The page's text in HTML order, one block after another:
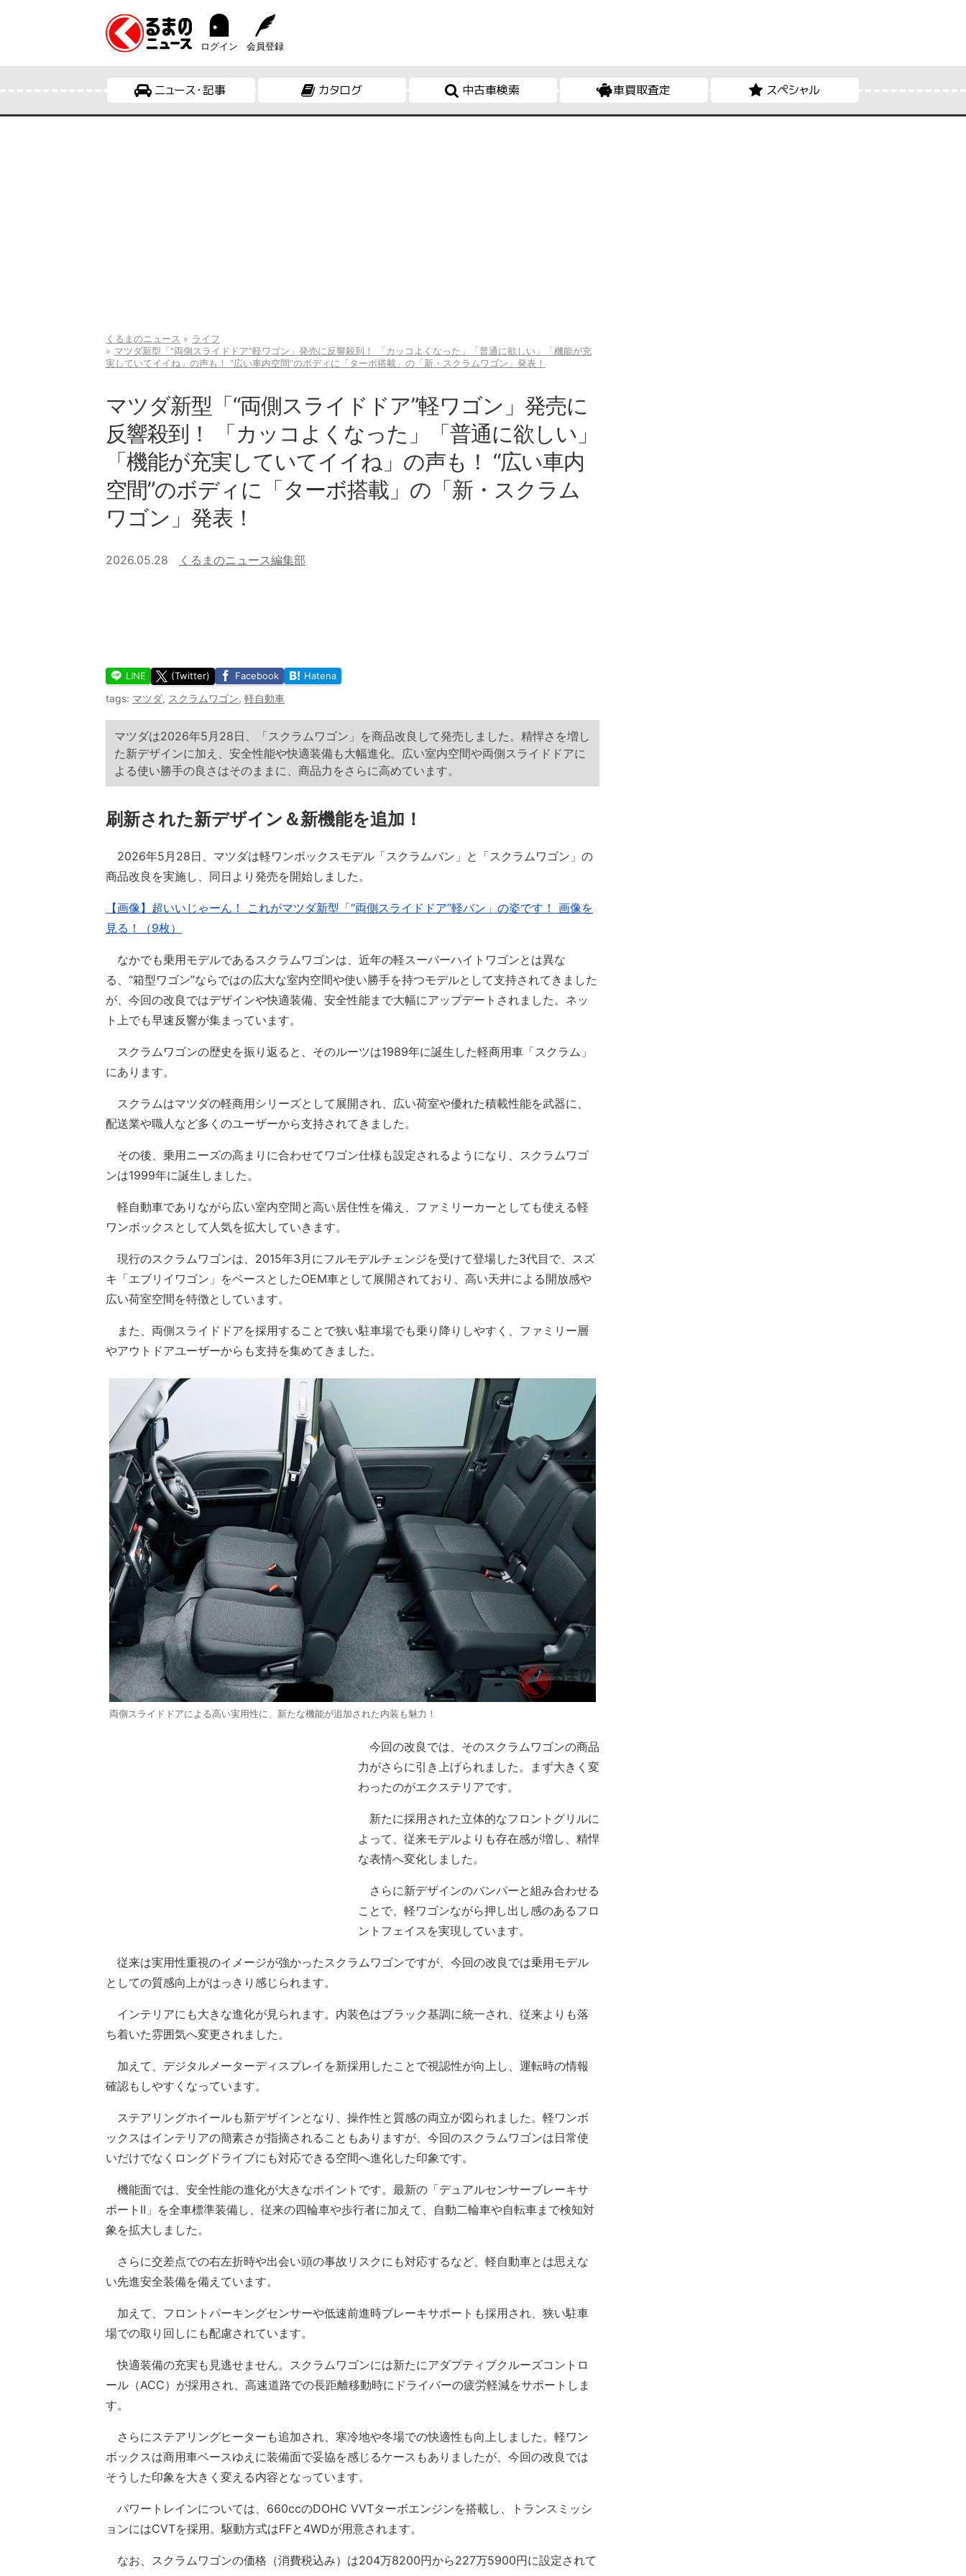
ログイン 会員登録
ニュース・記事 カタログ 中古車検索 車買取査定 スペシャル
くるまのニュース
ライフ
マツダ新型「“両側スライドドア”軽ワゴン」発売に反響殺到！ 「カッコよくなった」「普通に欲しい」「機能が充
実していてイイね」の声も！ “広い車内空間”のボディに「ターボ搭載」の「新・スクラムワゴン」発表！
マツダ新型「“両側スライドドア”軽ワゴン」発売に
反響殺到！ 「カッコよくなった」「普通に欲しい」
「機能が充実していてイイね」の声も！ “広い車内
空間”のボディに「ターボ搭載」の「新・スクラム
ワゴン」発表！
2026.05.28 くるまのニュース編集部
LINE (Twitter) Facebook Hatena
tags: マツダ, スクラムワゴン, 軽自動車
マツダは2026年5月28日、「スクラムワゴン」を商品改良して発売しました。精悍さを増し
た新デザインに加え、安全性能や快適装備も大幅進化。広い室内空間や両側スライドドアに
よる使い勝手の良さはそのままに、商品力をさらに高めています。
刷新された新デザイン＆新機能を追加！
2026年5月28日、マツダは軽ワンボックスモデル「スクラムバン」と「スクラムワゴン」の
商品改良を実施し、同日より発売を開始しました。
【画像】超いいじゃーん！ これがマツダ新型「“両側スライドドア”軽バン」の姿です！ 画像を
見る！（9枚）
なかでも乗用モデルであるスクラムワゴンは、近年の軽スーパーハイトワゴンとは異な
る、“箱型ワゴン”ならではの広大な室内空間や使い勝手を持つモデルとして支持されてきました
が、今回の改良ではデザインや快適装備、安全性能まで大幅にアップデートされました。ネッ
ト上でも早速反響が集まっています。
スクラムワゴンの歴史を振り返ると、そのルーツは1989年に誕生した軽商用車「スクラム」
にあります。
スクラムはマツダの軽商用シリーズとして展開され、広い荷室や優れた積載性能を武器に、
配送業や職人など多くのユーザーから支持されてきました。
その後、乗用ニーズの高まりに合わせてワゴン仕様も設定されるようになり、スクラムワゴ
ンは1999年に誕生しました。
軽自動車でありながら広い室内空間と高い居住性を備え、ファミリーカーとしても使える軽
ワンボックスとして人気を拡大していきます。
現行のスクラムワゴンは、2015年3月にフルモデルチェンジを受けて登場した3代目で、スズ
キ「エブリイワゴン」をベースとしたOEM車として展開されており、高い天井による開放感や
広い荷室空間を特徴としています。
また、両側スライドドアを採用することで狭い駐車場でも乗り降りしやすく、ファミリー層
やアウトドアユーザーからも支持を集めてきました。
両側スライドドアによる高い実用性に、新たな機能が追加された内装も魅力！
今回の改良では、そのスクラムワゴンの商品
力がさらに引き上げられました。まず大きく変
わったのがエクステリアです。
新たに採用された立体的なフロントグリルに
よって、従来モデルよりも存在感が増し、精悍
な表情へ変化しました。
さらに新デザインのバンパーと組み合わせる
ことで、軽ワゴンながら押し出し感のあるフロ
ントフェイスを実現しています。
従来は実用性重視のイメージが強かったスクラムワゴンですが、今回の改良では乗用モデル
としての質感向上がはっきり感じられます。
インテリアにも大きな進化が見られます。内装色はブラック基調に統一され、従来よりも落
ち着いた雰囲気へ変更されました。
加えて、デジタルメーターディスプレイを新採用したことで視認性が向上し、運転時の情報
確認もしやすくなっています。
ステアリングホイールも新デザインとなり、操作性と質感の両立が図られました。軽ワンボ
ックスはインテリアの簡素さが指摘されることもありますが、今回のスクラムワゴンは日常使
いだけでなくロングドライブにも対応できる空間へ進化した印象です。
機能面では、安全性能の進化が大きなポイントです。最新の「デュアルセンサーブレーキサ
ポートII」を全車標準装備し、従来の四輪車や歩行者に加えて、自動二輪車や自転車まで検知対
象を拡大しました。
さらに交差点での右左折時や出会い頭の事故リスクにも対応するなど、軽自動車とは思えな
い先進安全装備を備えています。
加えて、フロントパーキングセンサーや低速前進時ブレーキサポートも採用され、狭い駐車
場での取り回しにも配慮されています。
快適装備の充実も見逃せません。スクラムワゴンには新たにアダプティブクルーズコントロ
ール（ACC）が採用され、高速道路での長距離移動時にドライバーの疲労軽減をサポートしま
す。
さらにステアリングヒーターも追加され、寒冷地や冬場での快適性も向上しました。軽ワン
ボックスは商用車ベースゆえに装備面で妥協を感じるケースもありましたが、今回の改良では
そうした印象を大きく変える内容となっています。
パワートレインについては、660ccのDOHC VVTターボエンジンを搭載し、トランスミッシ
ョンにはCVTを採用。駆動方式はFFと4WDが用意されます。
なお、スクラムワゴンの価格（消費税込み）は204万8200円から227万5900円に設定されて